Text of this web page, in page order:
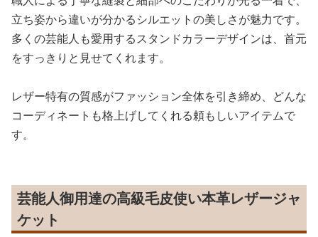
立ち姿から違いが分かるシルエットの美しさが魅力です。
多くの芸能人も愛用するスタンドカラーデザインは、首元
をすっきりと見せてくれます。
レザー特有の質感がファッション全体を引き締め、どんな
コーディネートも格上げしてくれる頼もしいアイテムで
す。
芸能人御用達の高級毛皮使い本革レザージャ
ケット